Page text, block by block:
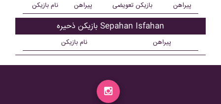
نام بازیکن پیراهن بازیکن تعویضی پیراهن
بازیکن ذحیره Sepahan Isfahan
نام بازیکن پیراهن